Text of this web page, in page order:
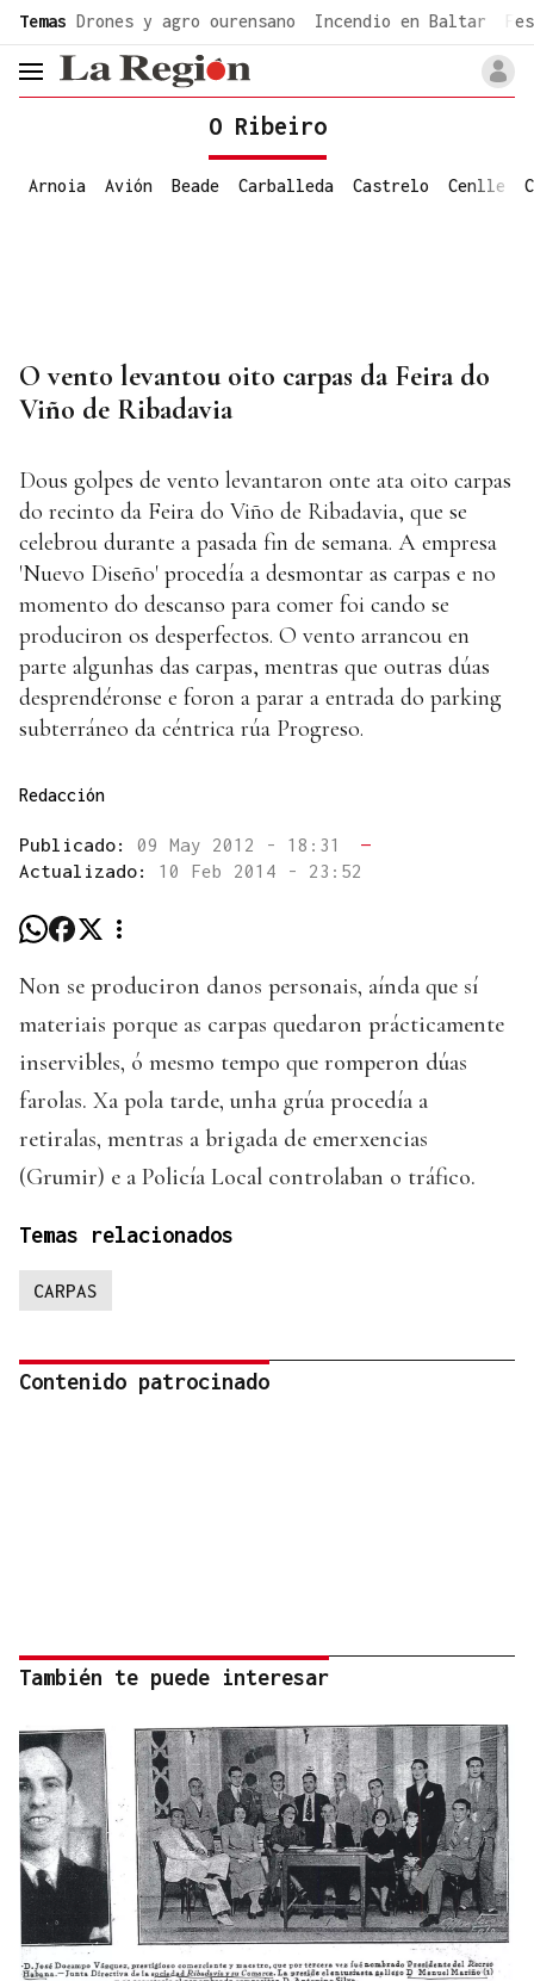
Temas Drones y agro ourensano Incendio en Baltar
header.menu.open
O Ribeiro
Arnoia Avión Beade Carballeda Castrelo Cenlle
O vento levantou oito carpas da Feira do
Viño de Ribadavia
Dous golpes de vento levantaron onte ata oito carpas
do recinto da Feira do Viño de Ribadavia, que se
celebrou durante a pasada fin de semana. A empresa
'Nuevo Diseño' procedía a desmontar as carpas e no
momento do descanso para comer foi cando se
produciron os desperfectos. O vento arrancou en
parte algunhas das carpas, mentras que outras dúas
desprendéronse e foron a parar a entrada do parking
subterráneo da céntrica rúa Progreso.
Redacción
Publicado: 09 May 2012 - 18:31
—
Actualizado: 10 Feb 2014 - 23:52
Non se produciron danos personais, aínda que sí
materiais porque as carpas quedaron prácticamente
inservibles, ó mesmo tempo que romperon dúas
farolas. Xa pola tarde, unha grúa procedía a
retiralas, mentras a brigada de emerxencias
(Grumir) e a Policía Local controlaban o tráfico.
Temas relacionados
CARPAS
Contenido patrocinado
También te puede interesar